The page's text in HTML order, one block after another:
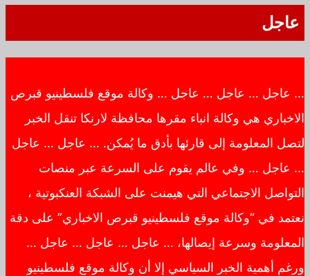
عاجل
… عاجل … عاجل … عاجل … وكالة موقع فلسطينيو قبرص
الاخباري هي وكالة انباء مقرها محافظة لارنكا تنقل الخبر
لتصل المعلومة إلى قارئها بأدق ما يُمكن. … عاجل … عاجل
… عاجل … وفي عالم يقوم على السرعة عبر منصات
التواصل الاجتماعي التي هيمنت على الشبكة العنكبوتية ،
نعتمد في “وكالة موقع فلسطينيو قبرص الاخباري” على دقة
المعلومة وسرعة إيصالها، … عاجل … عاجل … عاجل …
ورغم أهمية الخبر السياسي إلا أن وكالة موقع فلسطينيو